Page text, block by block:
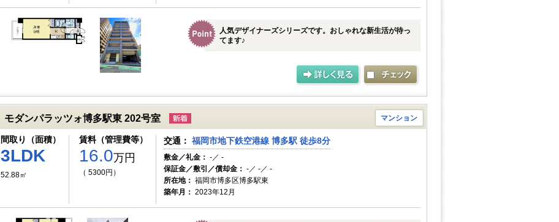
人気デザイナーズシリーズです。おしゃれな新生活が待っ
てます♪
モダンパラッツォ博多駅東 202号室 マンション
間取り（面積）
3LDK
52.88㎡
賃料（管理費等）
16.0万円
（ 5300円）
交通： 福岡市地下鉄空港線 博多駅 徒歩8分
敷金／礼金： -／ -
保証金／敷引／償却金： -／ -／ -
所在地： 福岡市博多区博多駅東
築年月： 2023年12月